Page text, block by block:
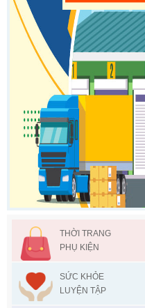
THỜI TRANG
PHỤ KIỆN
SỨC KHỎE
LUYỆN TẬP